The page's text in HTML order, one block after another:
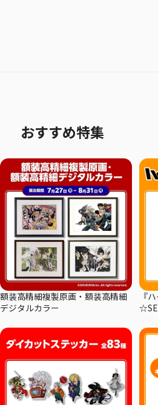
おすすめ特集
額装高精細複製原画・額装高精細
デジタルカラー
『